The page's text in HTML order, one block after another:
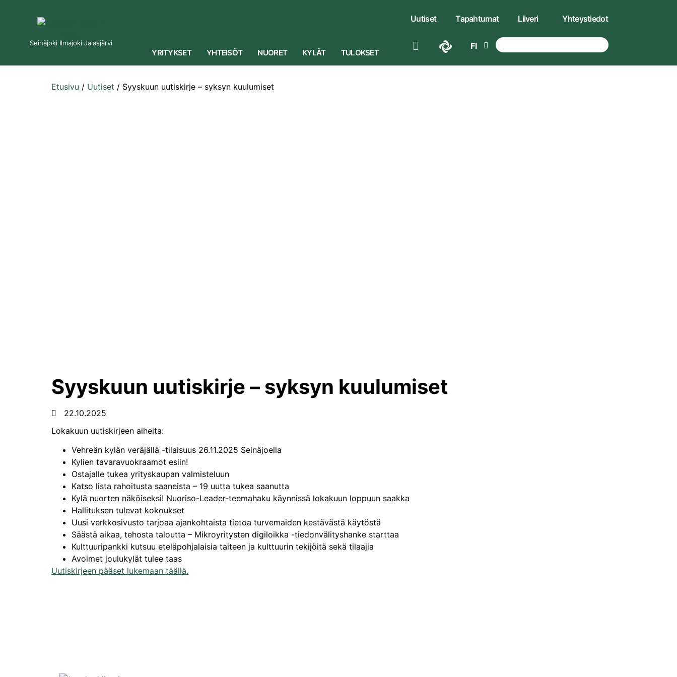
Seinäjoki Ilmajoki Jalasjärvi
YRITYKSET YHTEISÖT NUORET KYLÄT TULOKSET
Uutiset Tapahtumat Liiveri Yhteystiedot
FI
Etusivu / Uutiset / Syyskuun uutiskirje – syksyn kuulumiset
Syyskuun uutiskirje – syksyn kuulumiset
22.10.2025
Lokakuun uutiskirjeen aiheita:
Vehreän kylän veräjällä -tilaisuus 26.11.2025 Seinäjoella
Kylien tavaravuokraamot esiin!
Ostajalle tukea yrityskaupan valmisteluun
Katso lista rahoitusta saaneista – 19 uutta tukea saanutta
Kylä nuorten näköiseksi! Nuoriso-Leader-teemahaku käynnissä lokakuun loppuun saakka
Hallituksen tulevat kokoukset
Uusi verkkosivusto tarjoaa ajankohtaista tietoa turvemaiden kestävästä käytöstä
Säästä aikaa, tehosta taloutta – Mikroyritysten digiloikka -tiedonvälityshanke starttaa
Kulttuuripankki kutsuu eteläpohjalaisia taiteen ja kulttuurin tekijöitä sekä tilaajia
Avoimet joulukylät tulee taas
Uutiskirjeen pääset lukemaan täällä.